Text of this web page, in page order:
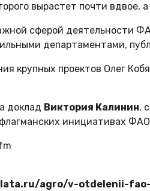
вырастет почти вдвое,
сферой деятельности
департаментами,
крупных проектов Олег
доклад Виктория Калинин,
инициативах
agro/v-otdelenii-